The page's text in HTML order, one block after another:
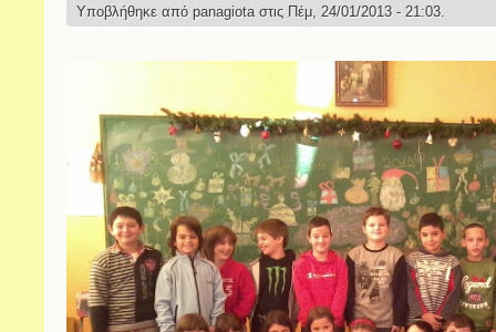
Υποβλήθηκε από panagiota στις Πέμ, 24/01/2013 - 21:03.